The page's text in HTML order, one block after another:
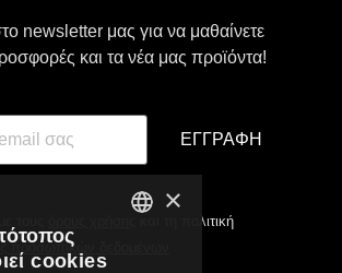
newsletter μας για να μαθαίνετε
και τα νέα μας προϊόντα!
ΕΓΓΡΑΦΉ
και τη πολιτική
προσωπικών δεδομένων
×
cookies